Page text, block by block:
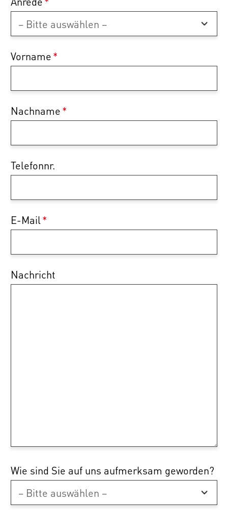
Vorname*
Nachname*
Telefonnr.
E-Mail*
Nachricht
Wie sind Sie auf uns aufmerksam geworden?